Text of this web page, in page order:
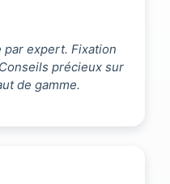
expert. Fixation
précieux sur
de gamme.